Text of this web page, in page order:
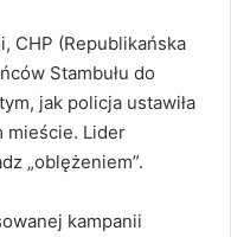
CHP (Republikańska
Stambułu do
jak policja ustawiła
mieście. Lider
„oblężeniem”.
kampanii